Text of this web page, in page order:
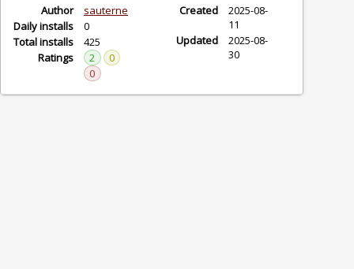
Author
sauterne
Daily installs
0
Total installs
425
Ratings
2
0
0
Created
2025-08-
11
Updated
2025-08-
30